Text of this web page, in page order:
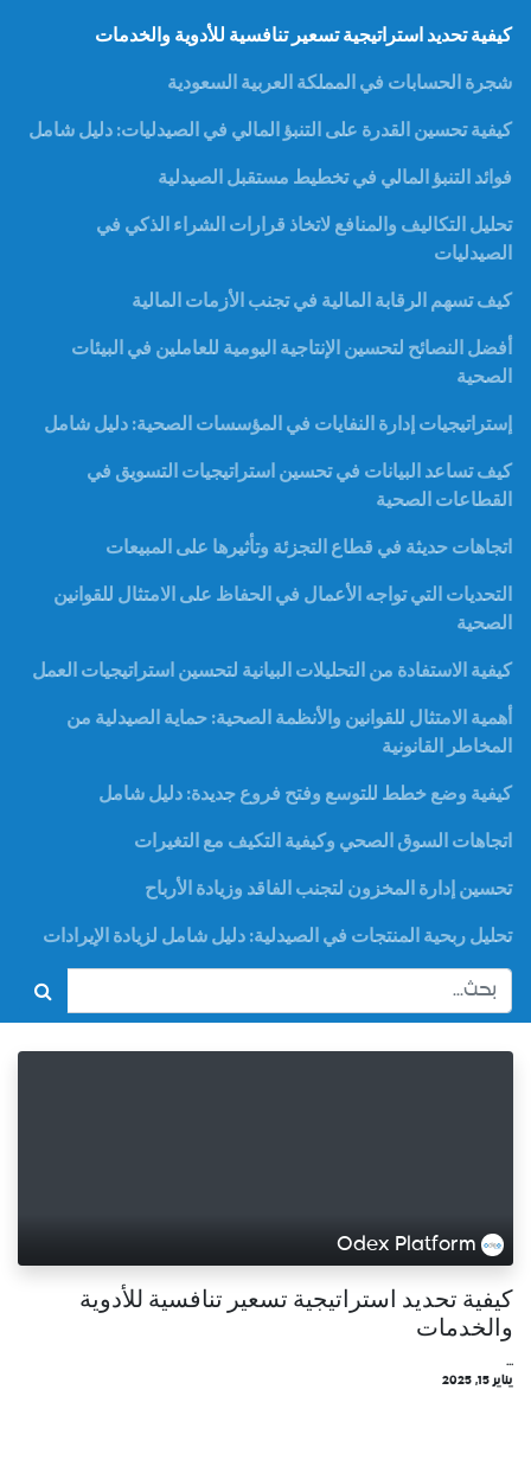
كيفية تحديد استراتيجية تسعير تنافسية للأدوية والخدمات
شجرة الحسابات في المملكة العربية السعودية
كيفية تحسين القدرة على التنبؤ المالي في الصيدليات: دليل شامل
فوائد التنبؤ المالي في تخطيط مستقبل الصيدلية
تحليل التكاليف والمنافع لاتخاذ قرارات الشراء الذكي في
الصيدليات
كيف تسهم الرقابة المالية في تجنب الأزمات المالية
أفضل النصائح لتحسين الإنتاجية اليومية للعاملين في البيئات
الصحية
إستراتيجيات إدارة النفايات في المؤسسات الصحية: دليل شامل
كيف تساعد البيانات في تحسين استراتيجيات التسويق في
القطاعات الصحية
اتجاهات حديثة في قطاع التجزئة وتأثيرها على المبيعات
التحديات التي تواجه الأعمال في الحفاظ على الامتثال للقوانين
الصحية
كيفية الاستفادة من التحليلات البيانية لتحسين استراتيجيات العمل
أهمية الامتثال للقوانين والأنظمة الصحية: حماية الصيدلية من
المخاطر القانونية
كيفية وضع خطط للتوسع وفتح فروع جديدة: دليل شامل
اتجاهات السوق الصحي وكيفية التكيف مع التغيرات
تحسين إدارة المخزون لتجنب الفاقد وزيادة الأرباح
تحليل ربحية المنتجات في الصيدلية: دليل شامل لزيادة الإيرادات
Odex Platform
كيفية تحديد استراتيجية تسعير تنافسية للأدوية
والخدمات
...
يناير 15, 2025